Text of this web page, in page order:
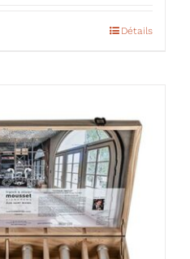
Détails